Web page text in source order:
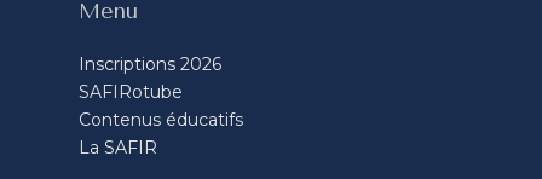
Menu
Inscriptions 2026
SAFIRotube
Contenus éducatifs
La SAFIR